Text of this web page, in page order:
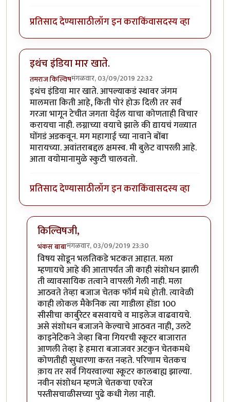
प्रतिसाद देण्यासाठीलॉग इन कराकिंवासदस्य व्हा
इथंच इंडिया मार खाते.
तमराज किल्विषमंगळवार, 03/09/2019 22:32
इथंच इंडिया मार खाते. आपल्याकडं स्थावर जंगम
मालमत्ता किती आहे, किती पोरं होऊ दिली तर सर्व
गरजा भागून टेचीत जगता येईल याचा कोणताही विचार
करायचा नाही.‌ लग्नाच्या वयाचे झाले की द्यायचं गळ्यात
घोंगडं अडकवून. मग महागाई च्या नावाने बोंबा
मारायच्या. अवांतराबद्दल क्षमस्व. मी बुलेट वापरली आहे.
आता वयोमानामुळे स्कुटी चालवतो.
प्रतिसाद देण्यासाठीलॉग इन कराकिंवासदस्य व्हा
किल्विषजी,
भंकस बाबामंगळवार, 03/09/2019 23:30
In reply toइथंच इंडिया मार खाते.byतमराज किल्विष
विषय सोडून भलतिकडे भटकत आहात. मला
म्हणायचे आहे की आतापर्यंत जी काही संशोधन झाली
ती व्यावसायिक तत्वाने वापरली गेली नाही. मला
आठवते तेव्हा बजाज चेतक फॉर्म मधे होती. त्यावेळी
काही लोकल मैकेनिक त्या गाडीला होंडा 100
सीसीचा कार्बुरेटर बसवायचे व माइलेज वाढवायचे.
असे संशोधन बजाजने केल्याचे आठवत नाही, उलटे
काइनेटिकने जेव्हा बिना गियरची स्कूटर बाजारात
आणली तेव्हा हे हमारा बजाजवर अटकुन चेतकमधे
कोणतीही सुधारणा करत नव्हते. परिणाम चेतकच
क़ाय तर सर्व गियरवाल्या स्कूटर कालबाह्य झाल्या.
नवीन संशोधन म्हणजे चेतकचा एवरेज
पस्तीसचाळीसच्या पुढे कधी गेला नाही.